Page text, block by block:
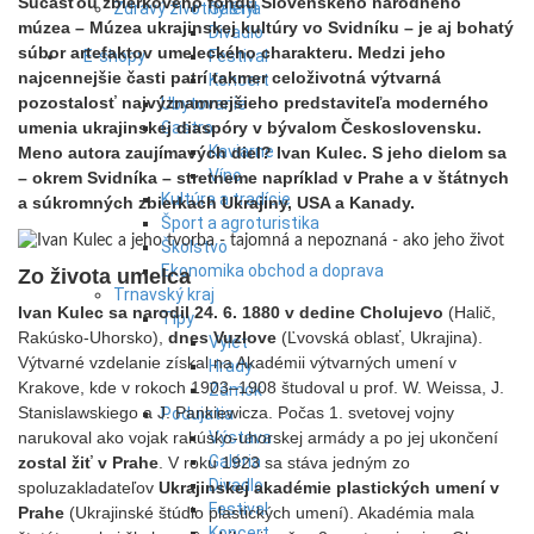
Galéria
Divadlo
Festival
Koncert
Ubytovanie
Gastro
Kaviarne
Víno
Kultúra a tradície
Šport a agroturistika
Školstvo
Ekonomika obchod a doprava
Trnavský kraj
Tipy
Výlet
Hrady
Zámok
Podujatia
Výstava
Galéria
Divadlo
Festival
Zdravý životný štýl
E-shopy
múzea – Múzea ukrajinskej kultúry vo Svidníku – je aj bohatý
súbor artefaktov umeleckého charakteru. Medzi jeho
najcennejšie časti patrí takmer celoživotná výtvarná
pozostalosť najvýznamnejšieho predstaviteľa moderného
umenia ukrajinskej diaspóry v bývalom Československu.
Meno autora zaujímavých diel? Ivan Kulec. S jeho dielom sa
– okrem Svidníka – stretneme napríklad v Prahe a v štátnych
a súkromných zbierkach Ukrajiny, USA a Kanady.
Zo života umelca
Ivan Kulec sa narodil 24. 6. 1880 v dedine Cholujevo (Halič,
Rakúsko-Uhorsko), dnes Vuzlove (Ľvovská oblasť, Ukrajina).
Výtvarné vzdelanie získal na Akadémii výtvarných umení v
Krakove, kde v rokoch 1903–1908 študoval u prof. W. Weissa, J.
Stanislawskiego a J. Pankiewicza. Počas 1. svetovej vojny
narukoval ako vojak rakúsko-uhorskej armády a po jej ukončení
zostal žiť v Prahe . V roku 1923 sa stáva jedným zo
spoluzakladateľov Ukrajinskej akadémie plastických umení v
Prahe (Ukrajinské štúdiо plastických umení). Akadémia mala